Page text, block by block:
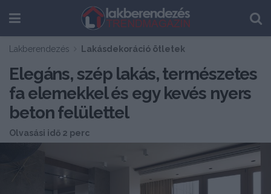
Lakberendezés Lakásdekoráció ötletek
Elegáns, szép lakás, természetes
fa elemekkel és egy kevés nyers
beton felülettel
Olvasási idő 2 perc